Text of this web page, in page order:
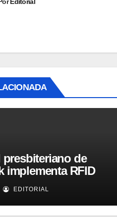
de
implementa RFID
el proceso de
equipamiento
EDITORIAL